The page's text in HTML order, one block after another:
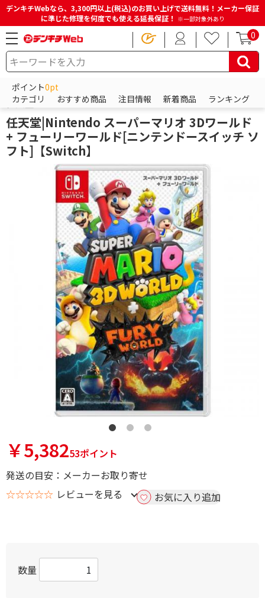
デンキチWebなら、3,300円以上(税込)のお買い上げで送料無料！メーカー保証
に準じた修理を何度でも使える延長保証！ ※一部対象外あり
0
ポイント0pt
カテゴリ
おすすめ商品 注目情報 新着商品 ランキング
HOME 商品一覧ページ ゲーム
Switchソフト（スイッチソフト）
任天堂
任天堂|Nintendo スーパーマリオ 3Dワールド
+ フューリーワールド[ニンテンドースイッチ ソ
フト]【Switch】
￥5,38253ポイント
発送の目安：メーカーお取り寄せ
☆☆☆☆☆ レビューを見る お気に入り追加
数量